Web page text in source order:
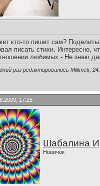
кто-то пишет сам?
писать стихи. Интересно,
любимых - Не знаю
раз редактировалось Millimetr,
17:25
Шабалина
Новичок